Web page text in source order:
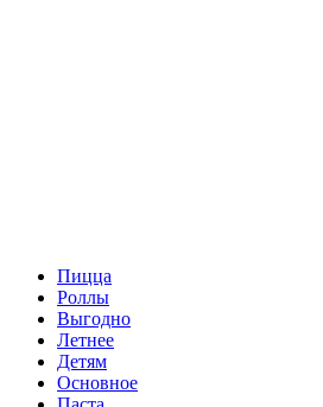
Пицца
Роллы
Выгодно
Летнее
Детям
Основное